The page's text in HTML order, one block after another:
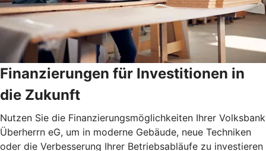
Finanzierungen für Investitionen in
die Zukunft
Nutzen Sie die Finanzierungsmöglichkeiten Ihrer Volksbank
Überherrn eG, um in moderne Gebäude, neue Techniken
oder die Verbesserung Ihrer Betriebsabläufe zu investieren